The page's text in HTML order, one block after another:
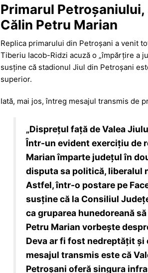
Primarul
Călin Petru Marian
Replica primarului din Petroșani a venit
Tiberiu Iacob-Ridzi acuză o „împărțire a
susține că stadionul Jiul din Petroșani
superior.
Iată, mai jos, întreg mesajul transmis de
„Disprețul față de Valea
Într-un evident exercițiu de
Marian împarte județul în
disputa sa politică, liberalul
Astfel, într-o postare pe
susține că la Consiliul
ca gruparea hunedoreană
Petru Marian vorbește
Deva ar fi fost nedreptățit și
mesajul transmis este că
Petroșani oferă singura